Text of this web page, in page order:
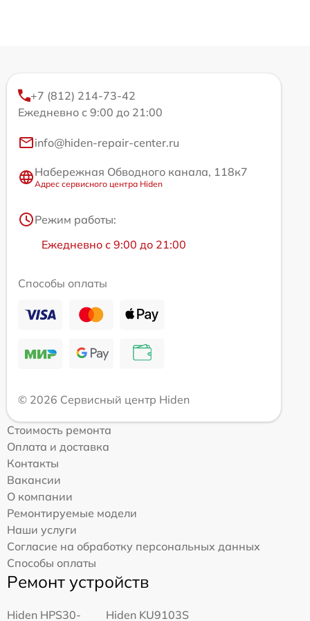
+7 (812) 214-73-42
Ежедневно с 9:00 до 21:00
info@hiden-repair-center.ru
Набережная Обводного канала, 118к7
Адрес сервисного центра Hiden
Режим работы:
Ежедневно с 9:00 до 21:00
Способы оплаты
© 2026 Сервисный центр Hiden
Стоимость ремонта
Оплата и доставка
Контакты
Вакансии
О компании
Ремонтируемые модели
Наши услуги
Согласие на обработку персональных данных
Способы оплаты
Ремонт устройств
Hiden HPS30-
Hiden KU9103S